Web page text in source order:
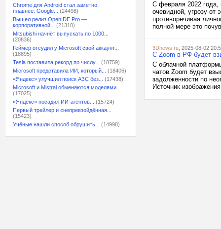
Chrome для Android стал заметно
плавнее: Google...
(24498)
Вышел релиз OpenIDE Pro —
корпоративной...
(21310)
Mitsubishi начнёт выпускать по 1000...
(20836)
Геймер отсудил у Microsoft свой аккаунт...
(18895)
Tesla поставила рекорд по числу...
(18759)
Microsoft представила ИИ, который...
(18406)
«Яндекс» улучшил поиск АЗС без...
(17438)
Microsoft и Mistral обменяются моделями...
(17025)
«Яндекс» посадил ИИ-агентов...
(15724)
Первый трейлер и «непревзойдённая...
(15423)
Учёные нашли способ обрушить...
(14998)
С февраля 2022 года,
очевидной, угрозу от
противоречивая
полной мере это
3Dnews.ru , 2025-08-02
С Zoom в РФ будет
С облачной
чатов Zoom будет
задолженности по
Источник